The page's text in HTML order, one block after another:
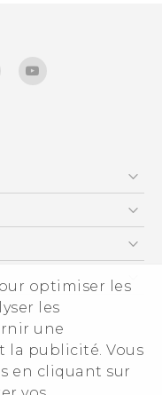
optimiser les
les
une
la publicité. Vous
en cliquant sur